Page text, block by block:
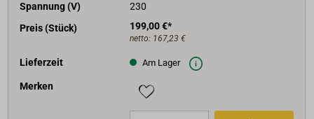
Spannung (V)
230
Preis (Stück)
199,00 €*
netto: 167,23 €
Lieferzeit Am Lager
Merken